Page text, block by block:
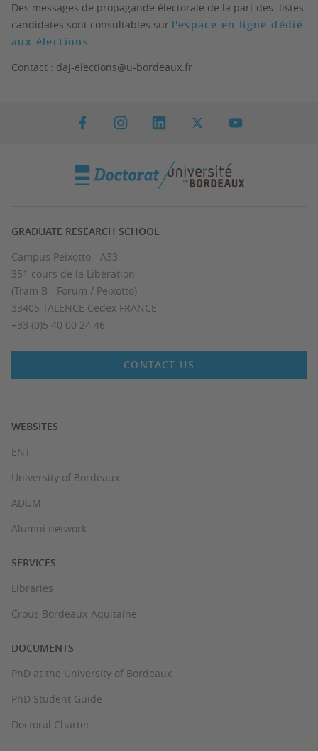
Des messages de propagande électorale de la part des listes
candidates sont consultables sur l'espace en ligne dédié
aux élections.
Contact : daj-elections@u-bordeaux.fr
GRADUATE RESEARCH SCHOOL
Campus Peixotto - A33
351 cours de la Libération
(Tram B - Forum / Peixotto)
33405 TALENCE Cedex FRANCE
+33 (0)5 40 00 24 46
CONTACT US
WEBSITES
ENT
University of Bordeaux
ADUM
Alumni network
SERVICES
Libraries
Crous Bordeaux-Aquitaine
DOCUMENTS
PhD at the University of Bordeaux
PhD Student Guide
Doctoral Charter